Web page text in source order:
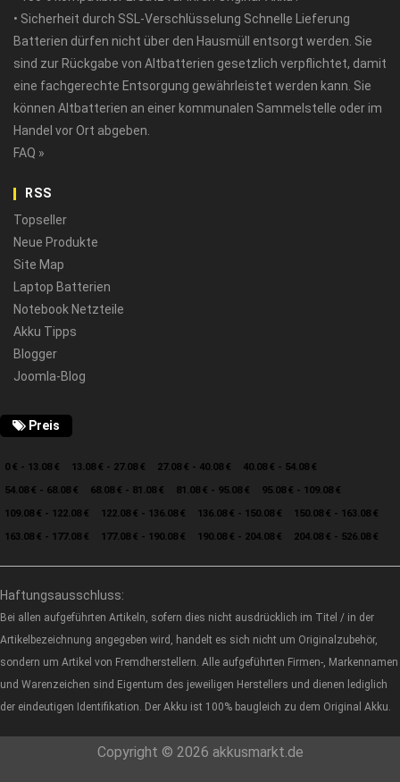
• Sicherheit durch SSL-Verschlüsselung Schnelle Lieferung
Batterien dürfen nicht über den Hausmüll entsorgt werden. Sie
sind zur Rückgabe von Altbatterien gesetzlich verpflichtet, damit
eine fachgerechte Entsorgung gewährleistet werden kann. Sie
können Altbatterien an einer kommunalen Sammelstelle oder im
Handel vor Ort abgeben.
FAQ »
RSS
Topseller
Neue Produkte
Site Map
Laptop Batterien
Notebook Netzteile
Akku Tipps
Blogger
Joomla-Blog
Preis
0 € - 13.08 € 13.08 € - 27.08 € 27.08 € - 40.08 €
40.08 € - 54.08 €
54.08 € - 68.08 €
68.08 € - 81.08 € 81.08 € - 95.08 €
95.08 € - 109.08 €
109.08 € - 122.08 €
122.08 € - 136.08 € 136.08 € - 150.08 €
150.08 € - 163.08 €
163.08 € - 177.08 €
177.08 € - 190.08 € 190.08 € - 204.08 € 204.08 € - 526.08 €
Haftungsausschluss:
Bei allen aufgeführten Artikeln, sofern dies nicht ausdrücklich im Titel / in der
Artikelbezeichnung angegeben wird, handelt es sich nicht um Originalzubehör,
sondern um Artikel von Fremdherstellern. Alle aufgeführten Firmen-, Markennamen
und Warenzeichen sind Eigentum des jeweiligen Herstellers und dienen lediglich
der eindeutigen Identifikation. Der Akku ist 100% baugleich zu dem Original Akku.
Copyright © 2026 akkusmarkt.de